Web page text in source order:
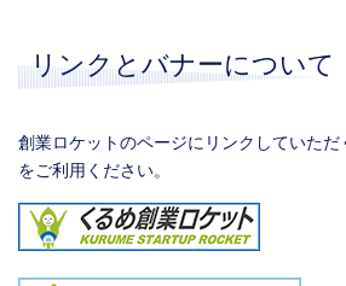
リンクとバナーについて
創業ロケットのページにリンクしていた
をご利用ください。